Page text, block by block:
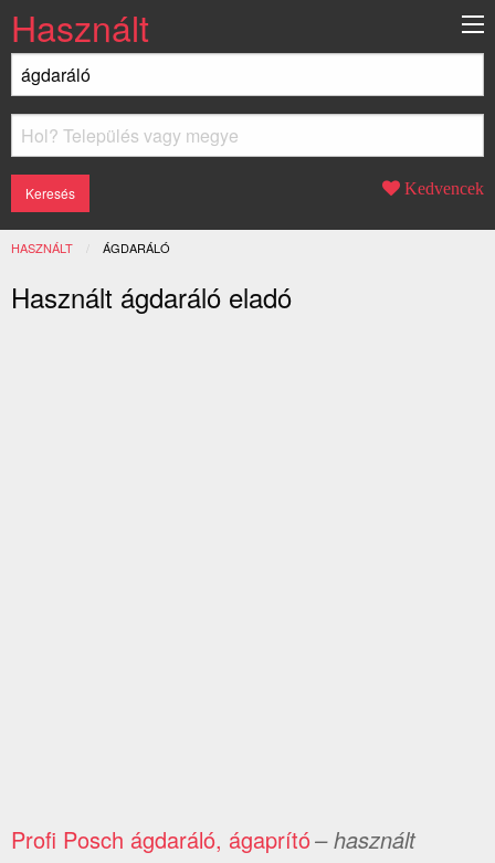
Használt
Kedvencek
HASZNÁLT JELENLEGI:
ÁGDARÁLÓ
Használt ágdaráló eladó
Profi Posch ágdaráló, ágaprító– használt